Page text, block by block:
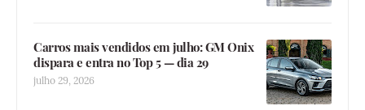
Carros mais vendidos em julho: GM Onix
dispara e entra no Top 5 — dia 29
julho 29, 2026